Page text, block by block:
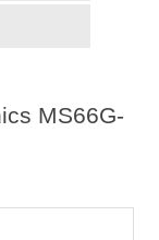
MS66G-